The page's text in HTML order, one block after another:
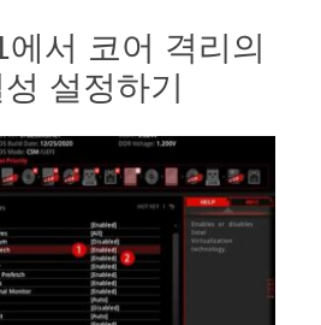
서 코어 격리의
설정하기